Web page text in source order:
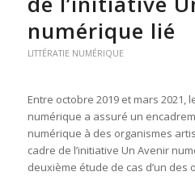
numérique lié
LITTÉRATIE NUMÉRIQUE
Entre octobre 2019 et mars 2021,
numérique a assuré un
numérique à des organismes
cadre de l’initiative Un Avenir
deuxième étude de cas d’un